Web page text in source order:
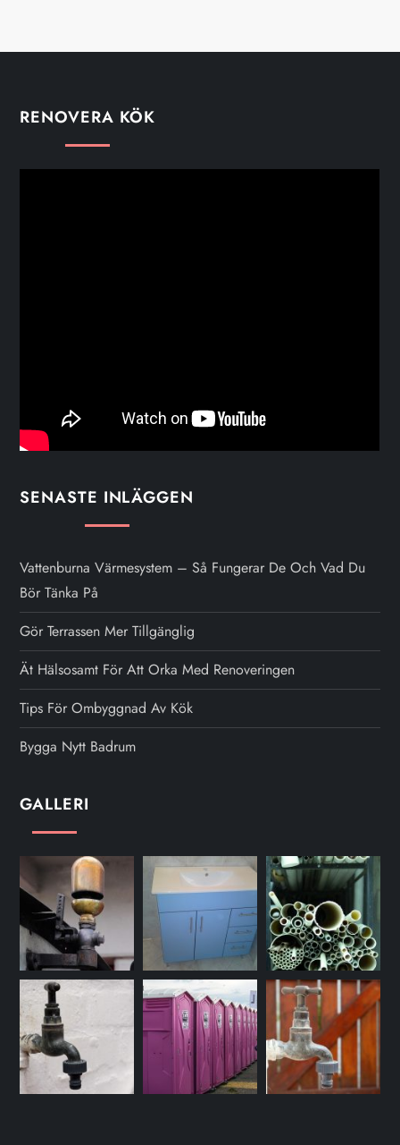
RENOVERA KÖK
SENASTE INLÄGGEN
Vattenburna Värmesystem – Så Fungerar De Och Vad Du
Bör Tänka På
Gör Terrassen Mer Tillgänglig
Ät Hälsosamt För Att Orka Med Renoveringen
Tips För Ombyggnad Av Kök
Bygga Nytt Badrum
GALLERI